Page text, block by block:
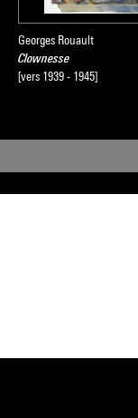
Georges Rouault
Clownesse
[vers 1939 - 1945]